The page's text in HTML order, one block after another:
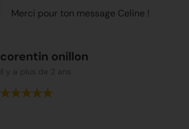
Merci pour ton message Celine !
corentin onillon
il y a plus de 2 ans